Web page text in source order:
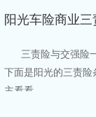
阳光车险商业
三责险与交强险
下面是阳光的三责
主看看。​